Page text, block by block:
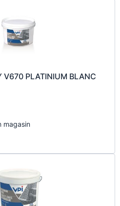
V670 PLATINIUM BLANC
magasin